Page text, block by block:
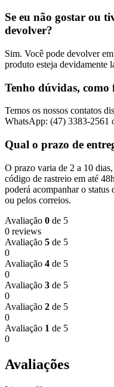
Se eu não gostar ou
devolver?
Sim. Você pode devolver
produto esteja devidamente
Tenho dúvidas,
Temos os nossos contatos
WhatsApp: (47) 3383-2561
Qual o prazo de
O prazo varia de 2 a 10
código de rastreio em até
poderá acompanhar o status
ou pelos correios.
Avaliação 0 de 5
0 reviews
Avaliação 5 de 5
0
Avaliação 4 de 5
0
Avaliação 3 de 5
0
Avaliação 2 de 5
0
Avaliação 1 de 5
0
Avaliações